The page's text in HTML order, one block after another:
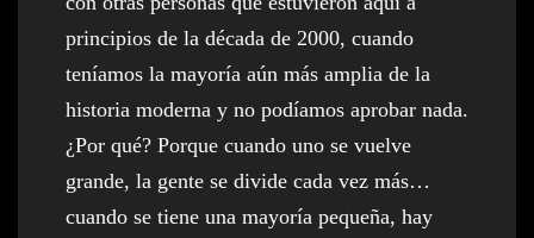
principios de la década de 2000, cuando
teníamos la mayoría aún más amplia de la
historia moderna y no podíamos aprobar nada.
¿Por qué? Porque cuando uno se vuelve
grande, la gente se divide cada vez más…
cuando se tiene una mayoría pequeña, hay